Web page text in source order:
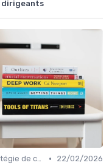
dirigeants
Stratégie de communication d’entreprise •
22/02/2026